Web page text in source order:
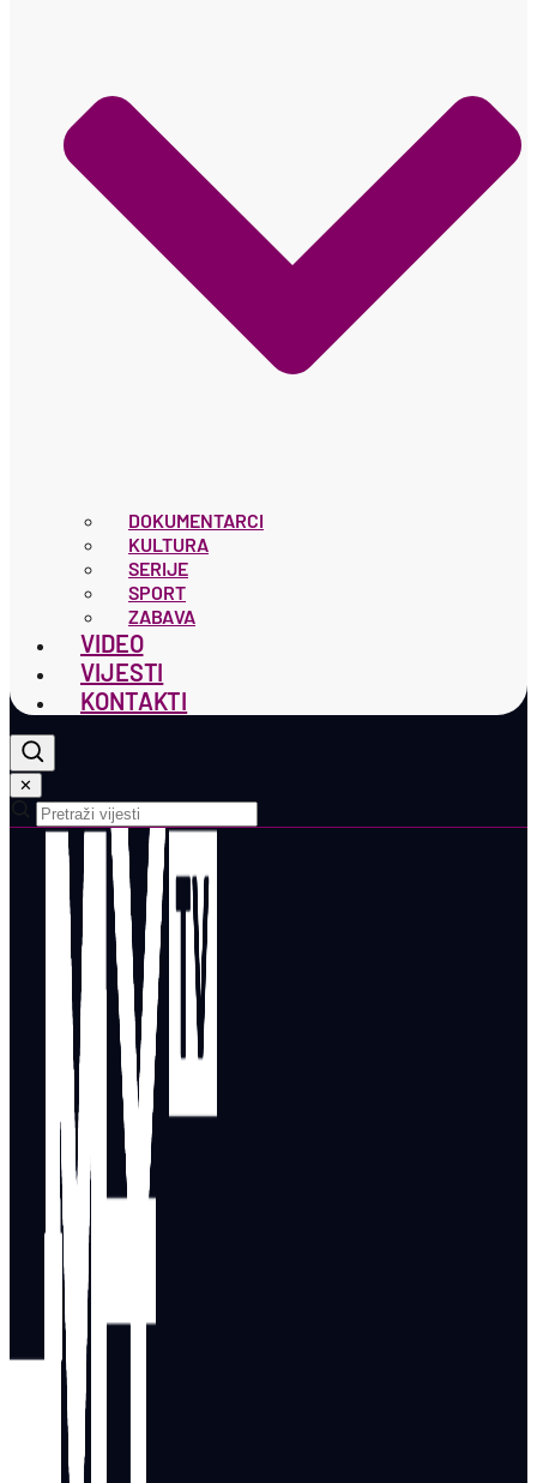
DOKUMENTARCI
KULTURA
SERIJE
SPORT
ZABAVA
VIDEO
VIJESTI
KONTAKTI
✕